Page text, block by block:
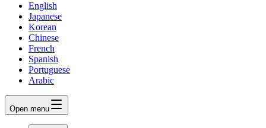
English
Japanese
Korean
Chinese
French
Spanish
Portuguese
Arabic
Open menu